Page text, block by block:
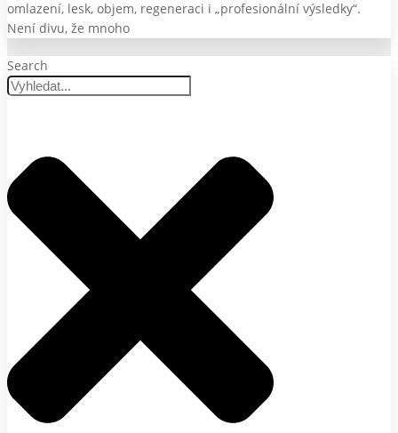
omlazení, lesk, objem, regeneraci i „profesionální výsledky“.
Není divu, že mnoho
Search